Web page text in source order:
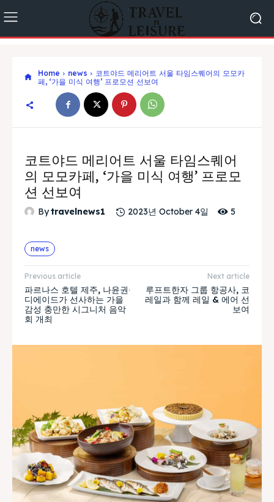
Home news
코트야드 메리어트 서울 타임스퀘어의 모모카
페, ‘가을 미식 여행’ 프로모션 선보여
코트야드 메리어트 서울 타임스퀘어
의 모모카페, ‘가을 미식 여행’ 프로모
션 선보여
Bytravelnews1 2023년 October 4일 5
news
Previous article
파르나스 호텔 제주, 나윤권∙
디에이드가 선사하는 가을
감성 충만한 시그니처 음악
회 개최
Next article
루프트한자 그룹 항공사, 코
레일과 함께 레일 & 에어 선
보여